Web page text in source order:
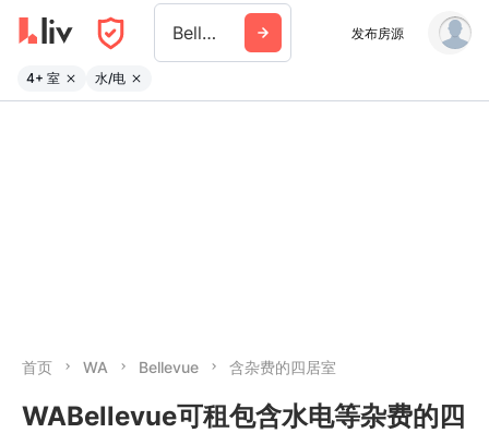
Bellevue Wa 发布房源
4+ 室 水/电
首页 WA Bellevue 含杂费的四居室
WABellevue可租包含水电等杂费的四